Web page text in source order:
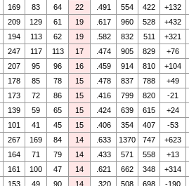
169 83 64 22 .491 554 422 +132
209 129 61 19 .617 960 528 +432
194 113 62 19 .582 832 511 +321
247 117 113 17 .474 905 829 +76
207 95 96 16 .459 914 810 +104
178 85 78 15 .478 837 788 +49
173 72 86 15 .416 799 820 -21
139 59 65 15 .424 639 615 +24
101 41 45 15 .406 354 407 -53
267 169 84 14 .633 1370 747 +623
164 71 79 14 .433 571 558 +13
161 100 47 14 .621 662 348 +314
153 49 90 14 .320 508 698 -190